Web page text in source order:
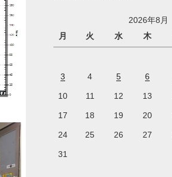
2026年8月
月
火 水 木
3 4 5 6
10 11 12 13
17 18 19 20
24 25 26 27
31